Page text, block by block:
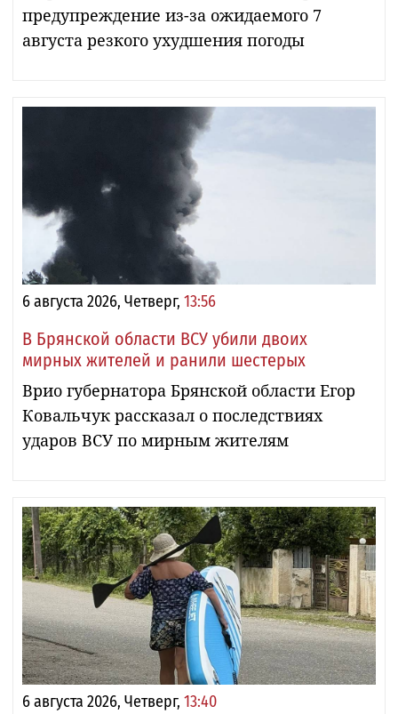
предупреждение из-за ожидаемого 7
августа резкого ухудшения погоды
6 августа 2026, Четверг, 13:56
В Брянской области ВСУ убили двоих
мирных жителей и ранили шестерых
Врио губернатора Брянской области Егор
Ковальчук рассказал о последствиях
ударов ВСУ по мирным жителям
6 августа 2026, Четверг, 13:40